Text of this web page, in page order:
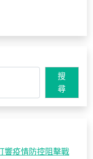
搜
尋
響疫情防控阻擊戰